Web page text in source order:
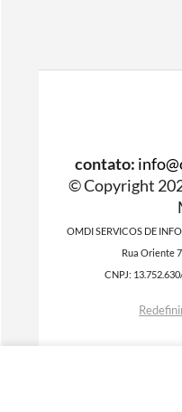
contato:
© Copyright
OMDI SERVICOS DE
Rua Oriente
CNPJ: